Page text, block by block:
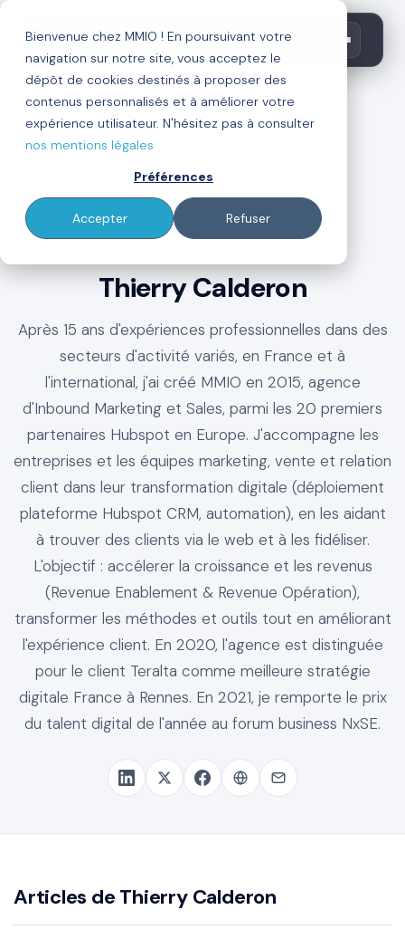
Bienvenue chez MMIO ! En poursuivant votre
navigation sur notre site, vous acceptez le
dépôt de cookies destinés à proposer des
contenus personnalisés et à améliorer votre
expérience utilisateur. N'hésitez pas à consulter
nos mentions légales
Préférences
Accepter Refuser
Retour au blog
Thierry Calderon
Après 15 ans d'expériences professionnelles dans des
secteurs d'activité variés, en France et à
l'international, j'ai créé MMIO en 2015, agence
d'Inbound Marketing et Sales, parmi les 20 premiers
partenaires Hubspot en Europe. J'accompagne les
entreprises et les équipes marketing, vente et relation
client dans leur transformation digitale (déploiement
plateforme Hubspot CRM, automation), en les aidant
à trouver des clients via le web et à les fidéliser.
L'objectif : accélerer la croissance et les revenus
(Revenue Enablement & Revenue Opération),
transformer les méthodes et outils tout en améliorant
l'expérience client. En 2020, l'agence est distinguée
pour le client Teralta comme meilleure stratégie
digitale France à Rennes. En 2021, je remporte le prix
du talent digital de l'année au forum business NxSE.
Articles de Thierry Calderon